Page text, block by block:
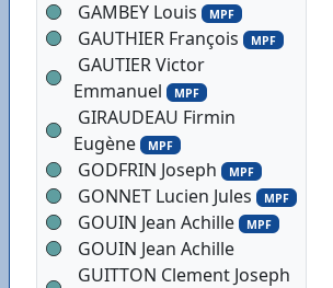
GAMBEY Louis MPF
GAUTHIER François MPF
GAUTIER Victor
Emmanuel MPF
GIRAUDEAU Firmin
Eugène MPF
GODFRIN Joseph MPF
GONNET Lucien Jules MPF
GOUIN Jean Achille MPF
GOUIN Jean Achille
GUITTON Clement Joseph